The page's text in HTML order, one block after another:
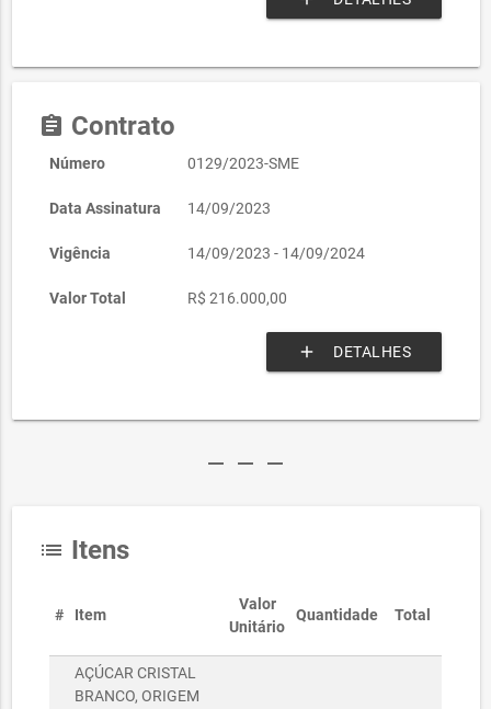
assignment Contrato
Número 0129/2023-SME
Data Assinatura 14/09/2023
Vigência 14/09/2023 - 14/09/2024
Valor Total R$ 216.000,00
add DETALHES
remove remove remove
list Itens
# Item
Valor
Unitário
Quantidade Total
AÇÚCAR CRISTAL
BRANCO, ORIGEM